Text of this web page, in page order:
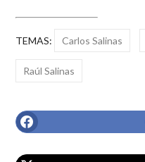
TEMAS: Carlos Salinas
Raúl Salinas